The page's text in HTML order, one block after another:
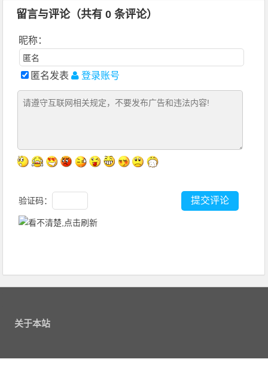
留言与评论（共有0 条评论）
昵称：
匿名发表 登录账号
验证码：
关于本站